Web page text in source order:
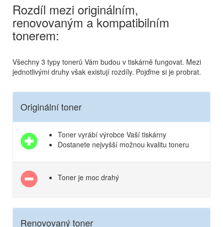
Rozdíl mezi originálním,
renovovaným a kompatibilním
tonerem:
Všechny 3 typy tonerů Vám budou v tiskárně fungovat. Mezi
jednotlivými druhy však existují rozdíly. Pojďme si je probrat.
Originální toner
Toner vyrábí výrobce Vaší tiskárny
Dostanete nejvyšší možnou kvalitu toneru
Toner je moc drahý
Renovovaný toner